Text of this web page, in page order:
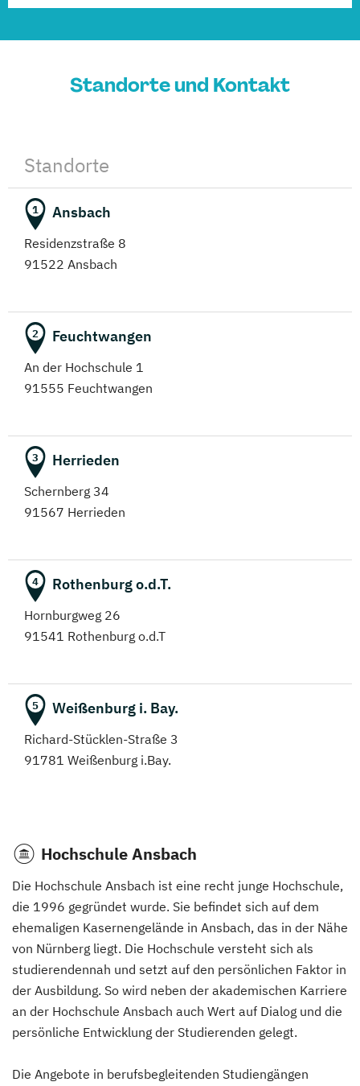
Standorte und Kontakt
Standorte
1 Ansbach
Residenzstraße 8
91522 Ansbach
2 Feuchtwangen
An der Hochschule 1
91555 Feuchtwangen
3 Herrieden
Schernberg 34
91567 Herrieden
4 Rothenburg o.d.T.
Hornburgweg 26
91541 Rothenburg o.d.T
5 Weißenburg i. Bay.
Richard-Stücklen-Straße 3
91781 Weißenburg i.Bay.
Hochschule Ansbach
Die Hochschule Ansbach ist eine recht junge Hochschule,
die 1996 gegründet wurde. Sie befindet sich auf dem
ehemaligen Kasernengelände in Ansbach, das in der Nähe
von Nürnberg liegt. Die Hochschule versteht sich als
studierendennah und setzt auf den persönlichen Faktor in
der Ausbildung. So wird neben der akademischen Karriere
an der Hochschule Ansbach auch Wert auf Dialog und die
persönliche Entwicklung der Studierenden gelegt.
Die Angebote in berufsbegleitenden Studiengängen